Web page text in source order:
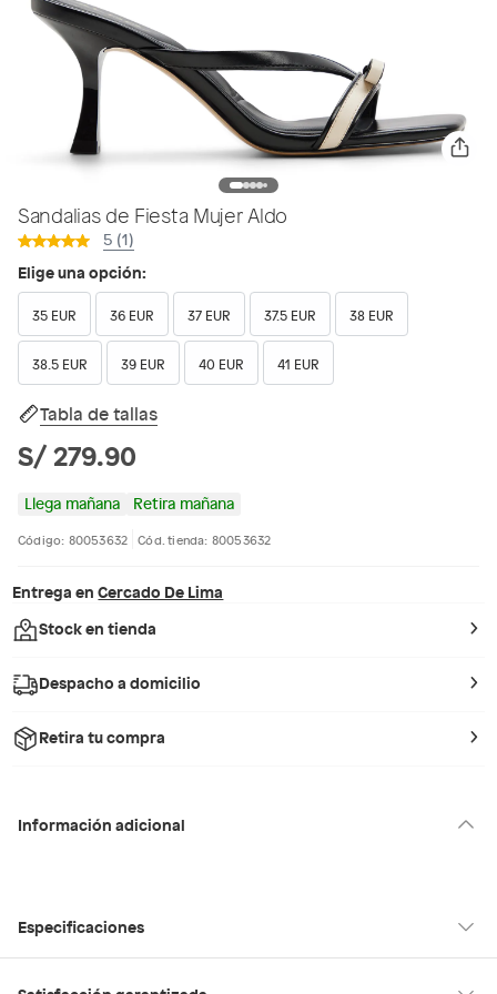
Sandalias de Fiesta Mujer Aldo
5 (1)
Elige una opción:
35 EUR 36 EUR 37 EUR 37.5 EUR 38 EUR
38.5 EUR 39 EUR 40 EUR 41 EUR
Tabla de tallas
S/ 279.90
Llega mañana Retira mañana
Código: 80053632 Cód. tienda: 80053632
Entrega en Cercado De Lima
Stock en tienda
Despacho a domicilio
Retira tu compra
Información adicional
Especificaciones